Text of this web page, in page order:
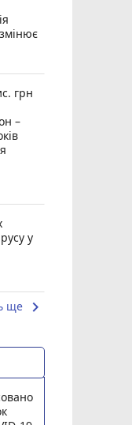
грн
–
у
ще keyboard_arrow_right